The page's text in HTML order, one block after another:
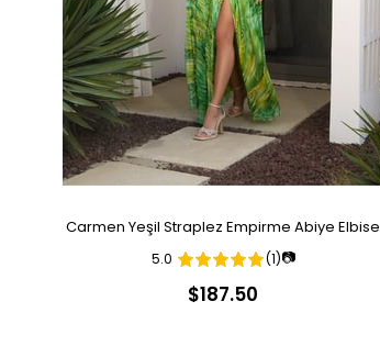
Carmen Yeşil Straplez Empirme Abiye Elbise
5.0 (1)📷
$187.50